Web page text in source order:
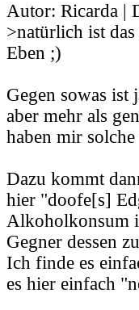
Autor: Ricarda |
>natürlich ist
Eben ;)
Gegen sowas ist
aber mehr als
haben mir
Dazu kommt
hier "doofe[s]
Alkoholkonsum
Gegner dessen
Ich finde es
es hier einfach